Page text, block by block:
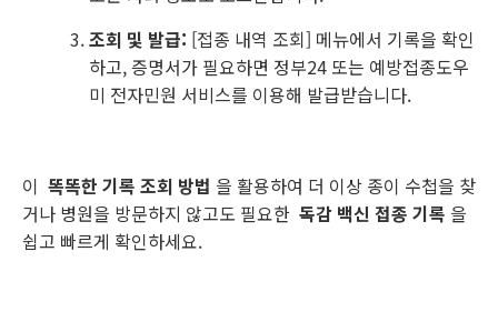
조회 및 발급: [접종 내역 조회] 메뉴에서 기록을 확인
하고, 증명서가 필요하면 정부24 또는 예방접종도우
미 전자민원 서비스를 이용해 발급받습니다.
이 똑똑한 기록 조회 방법 을 활용하여 더 이상 종이 수첩을 찾
거나 병원을 방문하지 않고도 필요한 독감 백신 접종 기록 을
쉽고 빠르게 확인하세요.